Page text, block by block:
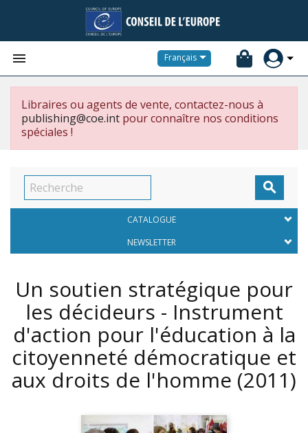
 Français
Libraires ou agents de vente, contactez-nous à
publishing@coe.int pour connaître nos conditions
spéciales !

CATALOGUE
NEWSLETTER
Un soutien stratégique pour
les décideurs - Instrument
d'action pour l'éducation à la
citoyenneté démocratique et
aux droits de l'homme (2011)